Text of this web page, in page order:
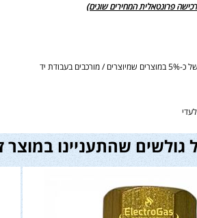
פרונטאלית המחירים שונים)
יד
גולשים שהתעניינו במוצר